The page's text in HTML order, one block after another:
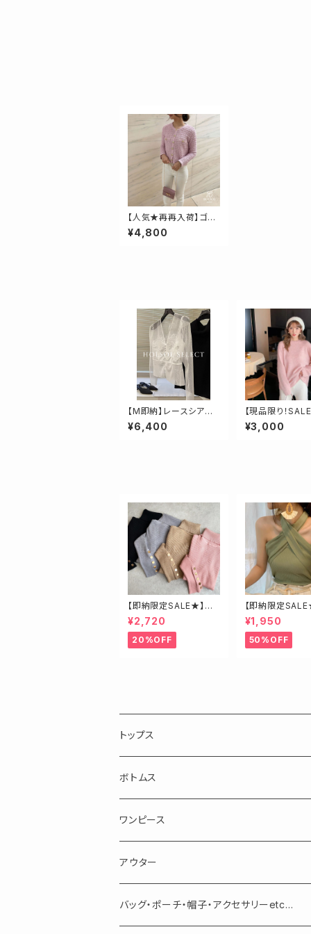
【人気★再再入荷】ゴー
ルド釦ボーダー編みカ
ーディガン
¥4,800
【M即納】レースシアー
ボタントップス
¥6,400
【現品限り！
納：ドロップショ
カラーニット
¥3,000
【即納限定SALE★】ベ
ージュ・ゴールド釦ハイ
ネックニット
¥2,720
20%OFF
【即納限定
ロスベアトップス
¥1,950
50%OFF
トップス
長袖
半袖・ノースリーブ
ボトムス
スカート
パンツ
ワンピース
アウター
バッグ・ポーチ・帽子・アクセサリーetc...